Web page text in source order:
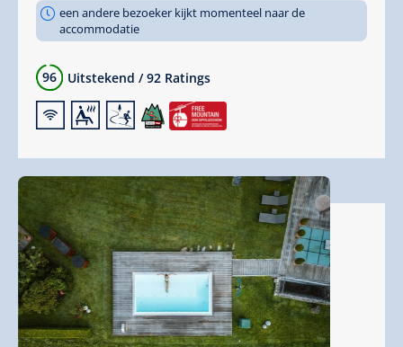
een andere bezoeker kijkt momenteel naar de
accommodatie
96 Uitstekend / 92 Ratings
🜉🗔🞷